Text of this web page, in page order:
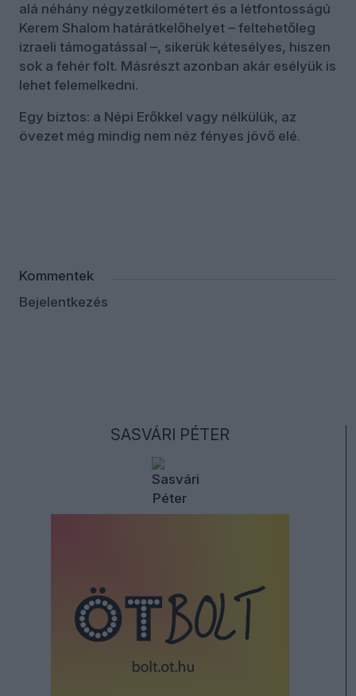
alá néhány négyzetkilométert és a létfontosságú
Kerem Shalom határátkelőhelyet – feltehetőleg
izraeli támogatással –, sikerük kétesélyes, hiszen
sok a fehér folt. Másrészt azonban akár esélyük is
lehet felemelkedni.
Egy biztos: a Népi Erőkkel vagy nélkülük, az
övezet még mindig nem néz fényes jövő elé.
Kommentek
Bejelentkezés
SASVÁRI PÉTER